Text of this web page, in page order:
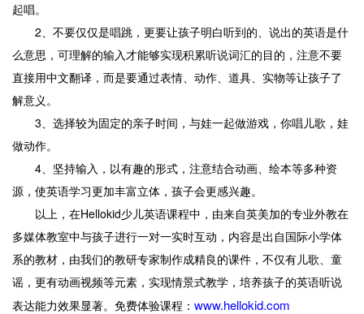
起唱。
2、不要仅仅是唱跳，更要让孩子明白听到的、说出的英语是什
么意思，可理解的输入才能够实现积累听说词汇的目的，注意不要
直接用中文翻译，而是要通过表情、动作、道具、实物等让孩子了
解意义。
3、选择较为固定的亲子时间，与娃一起做游戏，你唱儿歌，娃
做动作。
4、坚持输入，以有趣的形式，注意结合动画、绘本等多种资
源，使英语学习更加丰富立体，孩子会更感兴趣。
以上，在Hellokid少儿英语课程中，由来自英美加的专业外教在
多媒体教室中与孩子进行一对一实时互动，内容是出自国际小学体
系的教材，由我们的教研专家制作成精良的课件，不仅有儿歌、童
谣，更有动画视频等元素，实现情景式教学，培养孩子的英语听说
表达能力效果显著。免费体验课程： www.hellokid.com